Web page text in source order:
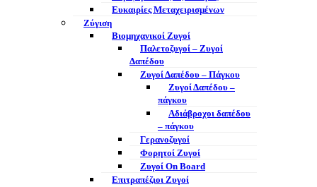
Ευκαιρίες Μεταχειρισμένων
Ζύγιση
Βιομηχανικοί Ζυγοί
Παλετοζυγοί – Ζυγοί
Δαπέδου
Ζυγοί Δαπέδου – Πάγκου
Ζυγοί Δαπέδου –
πάγκου
Αδιάβροχοι δαπέδου
– πάγκου
Γερανοζυγοί
Φορητοί Ζυγοί
Ζυγοί On Board
Επιτραπέζιοι Ζυγοί